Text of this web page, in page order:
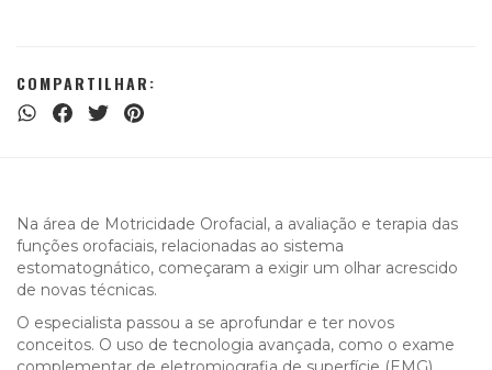
COMPARTILHAR:
Na área de Motricidade Orofacial, a avaliação e terapia das
funções orofaciais, relacionadas ao sistema
estomatognático, começaram a exigir um olhar acrescido
de novas técnicas.
O especialista passou a se aprofundar e ter novos
conceitos. O uso de tecnologia avançada, como o exame